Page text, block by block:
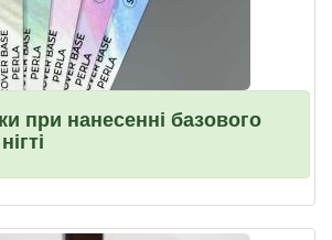
при нанесенні базового